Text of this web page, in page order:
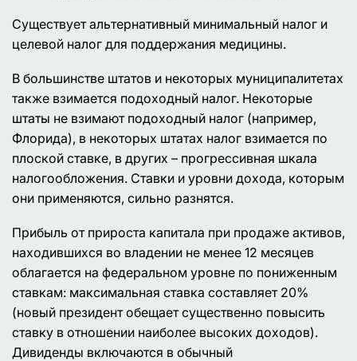
Существует альтернативный минимальный налог и
целевой налог для поддержания медицины.
В большинстве штатов и некоторых муниципалитетах
также взимается подоходный налог. Некоторые
штаты не взимают подоходный налог (например,
Флорида), в некоторых штатах налог взимается по
плоской ставке, в других – прогрессивная шкала
налогообложения. Ставки и уровни дохода, которым
они применяются, сильно разнятся.
Прибыль от прироста капитала при продаже активов,
находившихся во владении не менее 12 месяцев
облагается на федеральном уровне по пониженным
ставкам: максимальная ставка составляет 20%
(новый президент обещает существенно повысить
ставку в отношении наиболее высоких доходов).
Дивиденды включаются в обычный